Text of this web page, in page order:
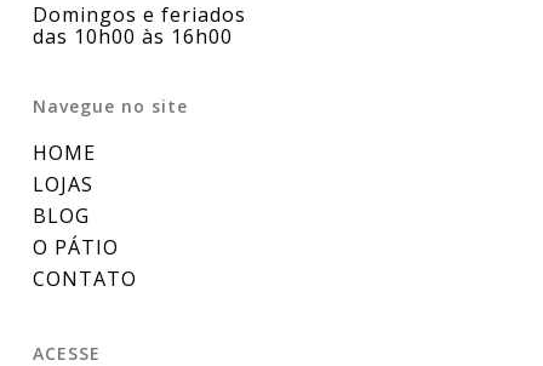
Domingos e feriados
das 10h00 às 16h00
Navegue no site
HOME
LOJAS
BLOG
O PÁTIO
CONTATO
ACESSE